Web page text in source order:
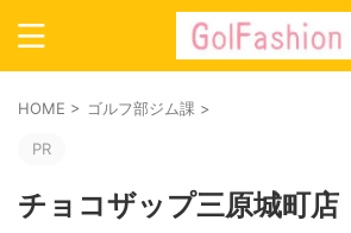
HOME > ゴルフ部ジム課 >
PR
チョコザップ三原城町店